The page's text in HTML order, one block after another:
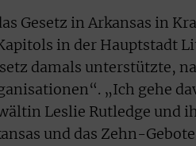
Gesetz in Arkansas in
in der Hauptstadt
damals unterstützte,
„Ich gehe
Leslie Rutledge und
und das Zehn-